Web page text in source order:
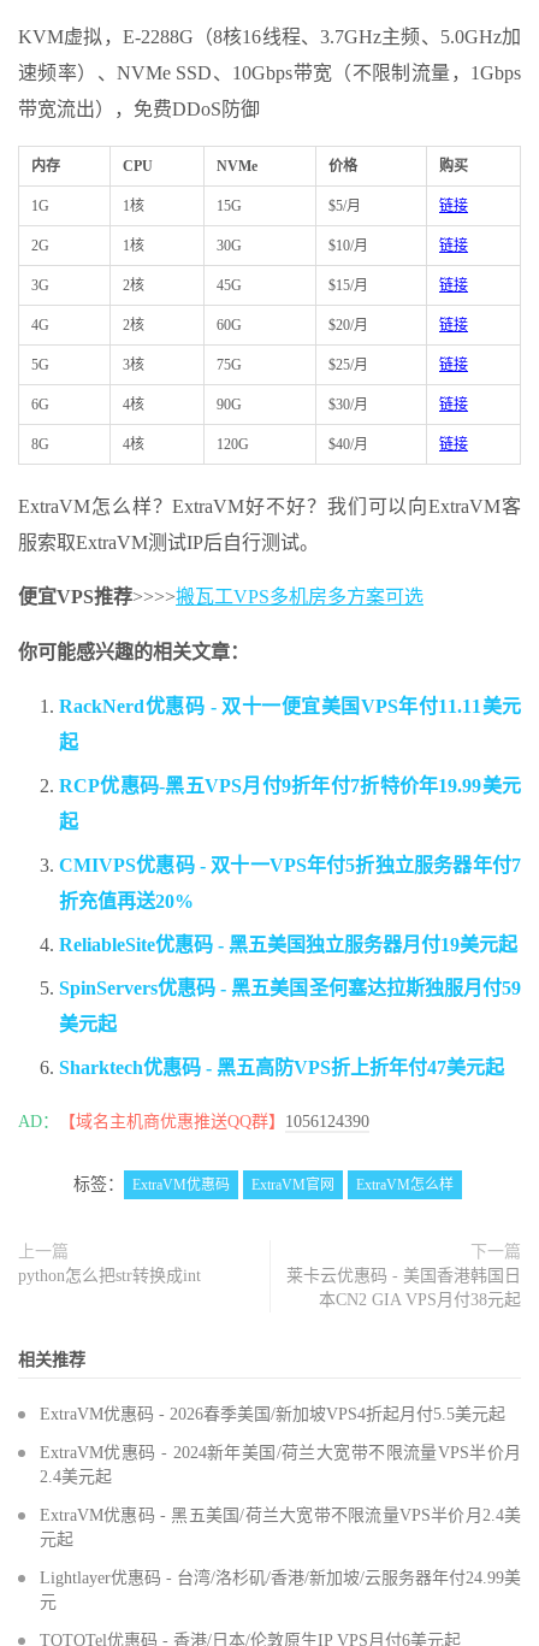
KVM虚拟，E-2288G（8核16线程、3.7GHz主频、5.0GHz加
速频率）、NVMe SSD、10Gbps带宽（不限制流量，1Gbps
带宽流出），免费DDoS防御
内存 CPU NVMe 价格 购买
1G 1核 15G $5/月 链接
2G 1核 30G $10/月 链接
3G 2核 45G $15/月 链接
4G 2核 60G $20/月 链接
5G 3核 75G $25/月 链接
6G 4核 90G $30/月 链接
8G 4核 120G $40/月 链接
ExtraVM怎么样？ExtraVM好不好？我们可以向ExtraVM客
服索取ExtraVM测试IP后自行测试。
便宜VPS推荐>>>>搬瓦工VPS多机房多方案可选
你可能感兴趣的相关文章：
RackNerd优惠码 - 双十一便宜美国VPS年付11.11美元
起
RCP优惠码-黑五VPS月付9折年付7折特价年19.99美元
起
CMIVPS优惠码 - 双十一VPS年付5折独立服务器年付7
折充值再送20%
ReliableSite优惠码 - 黑五美国独立服务器月付19美元起
SpinServers优惠码 - 黑五美国圣何塞达拉斯独服月付59
美元起
Sharktech优惠码 - 黑五高防VPS折上折年付47美元起
AD： 【域名主机商优惠推送QQ群】 1056124390
标签： ExtraVM优惠码 ExtraVM官网 ExtraVM怎么样
上一篇
python怎么把str转换成int
下一篇
莱卡云优惠码 - 美国香港韩国日
本CN2 GIA VPS月付38元起
相关推荐
ExtraVM优惠码 - 2026春季美国/新加坡VPS4折起月付5.5美元起
ExtraVM优惠码 - 2024新年美国/荷兰大宽带不限流量VPS半价月
2.4美元起
ExtraVM优惠码 - 黑五美国/荷兰大宽带不限流量VPS半价月2.4美
元起
Lightlayer优惠码 - 台湾/洛杉矶/香港/新加坡/云服务器年付24.99美
元
TOTOTel优惠码 - 香港/日本/伦敦原生IP VPS月付6美元起